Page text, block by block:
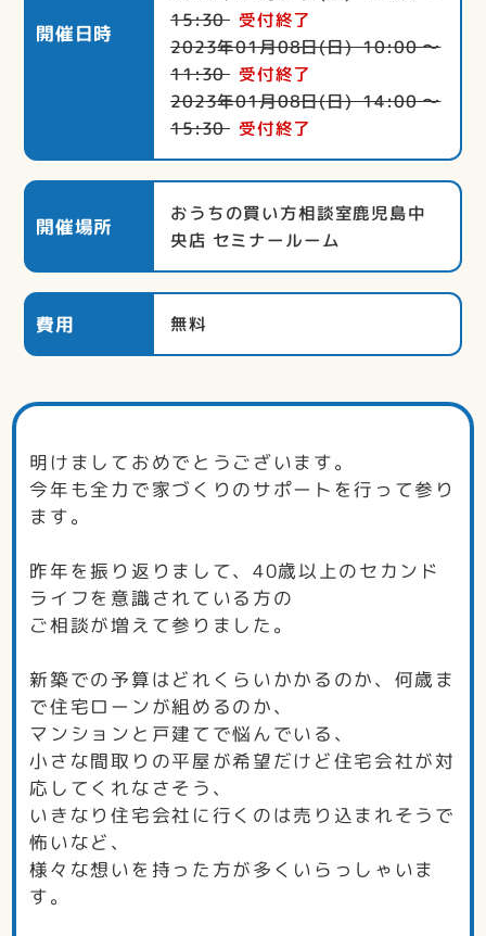
開催日時
15:30 受付終了
2023年01月08日(日) 10:00 〜
11:30 受付終了
2023年01月08日(日) 14:00 〜
15:30 受付終了
開催場所
おうちの買い方相談室鹿児島中
央店 セミナールーム
費用 無料
明けましておめでとうございます。
今年も全力で家づくりのサポートを行って参り
ます。
昨年を振り返りまして、40歳以上のセカンド
ライフを意識されている方の
ご相談が増えて参りました。
新築での予算はどれくらいかかるのか、何歳ま
で住宅ローンが組めるのか、
マンションと戸建てで悩んでいる、
小さな間取りの平屋が希望だけど住宅会社が対
応してくれなさそう、
いきなり住宅会社に行くのは売り込まれそうで
怖いなど、
様々な想いを持った方が多くいらっしゃいま
す。